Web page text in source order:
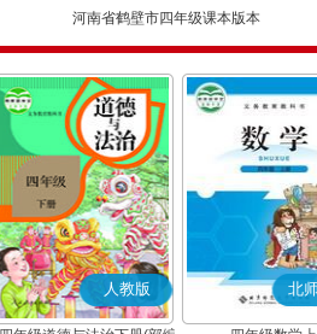
河南省鹤壁市四年级课本版本
人教版 北